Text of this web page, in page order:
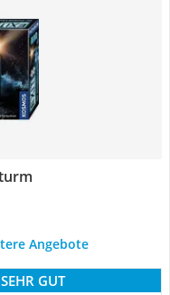
Angebote
SEHR GUT